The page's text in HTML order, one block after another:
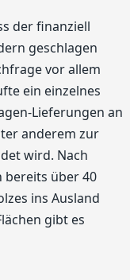
der finanziell
geschlagen
vor allem
ein einzelnes
Lieferungen an
anderem zur
wird. Nach
bereits über 40
ins Ausland
gibt es